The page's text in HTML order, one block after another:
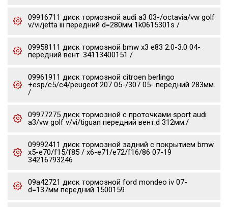
09916711 диск тормозной audi a3 03-/octavia/vw golf
v/vi/jetta iii передний d=280мм 1k0615301s /
09958111 диск тормозной bmw x3 e83 2.0-3.0 04-
передний вент. 34113400151 /
09961911 диск тормозной citroen berlingo
+esp/c5/c4/peugeot 207 05-/307 05- передний 283мм.
/
09977275 диск тормозной c проточками sport audi
a3/vw golf v/vi/tiguan передний вент.d 312мм./
09992411 диск тормозной задний с покрытием bmw
x5-e70/f15/f85 / x6-e71/e72/f16/86 07-19
34216793246
09a42721 диск тормозной ford mondeo iv 07-
d=137мм передний 1500159